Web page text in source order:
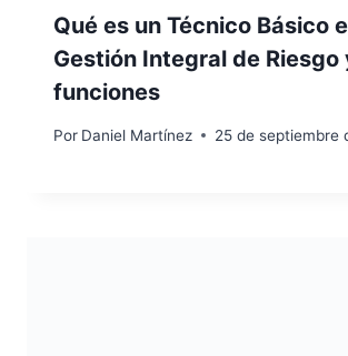
Qué es un Técnico Básico
Gestión Integral de Riesgo
funciones
Por Daniel Martínez 25 de septiembre